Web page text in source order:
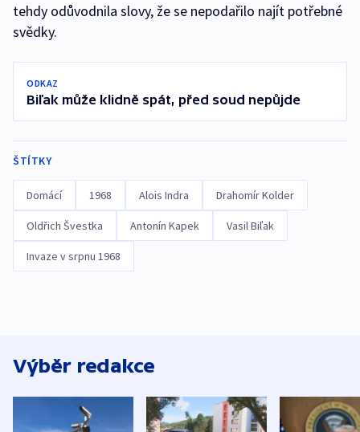
tehdy odůvodnila slovy, že se nepodařilo najít potřebné
svědky.
ODKAZ
Biľak může klidně spát, před soud nepůjde
ŠTÍTKY
Domácí 1968 Alois Indra Drahomír Kolder
Oldřich Švestka Antonín Kapek Vasil Biľak
Invaze v srpnu 1968
Výběr redakce